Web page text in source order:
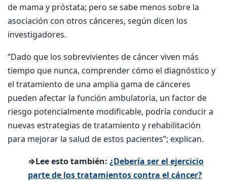
de mama y próstata; pero se sabe menos sobre la
asociación con otros cánceres, según dicen los
investigadores.
“Dado que los sobrevivientes de cáncer viven más
tiempo que nunca, comprender cómo el diagnóstico y
el tratamiento de una amplia gama de cánceres
pueden afectar la función ambulatoria, un factor de
riesgo potencialmente modificable, podría conducir a
nuevas estrategias de tratamiento y rehabilitación
para mejorar la salud de estos pacientes”; explican.
⇒Lee esto también: ¿Debería ser el ejercicio
parte de los tratamientos contra el cáncer?